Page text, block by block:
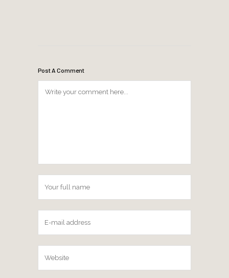
Post A Comment